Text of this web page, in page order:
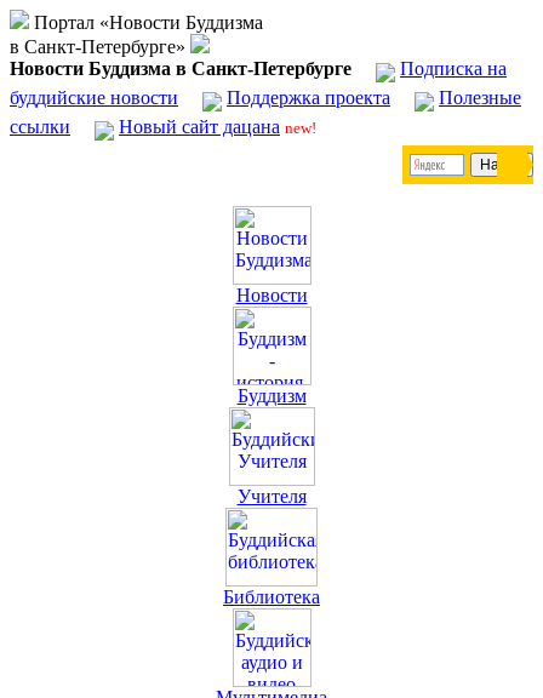
Портал «Новости Буддизма
в Санкт-Петербурге»
Новости Буддизма в Санкт-Петербурге
Подписка на
буддийские новости
Поддержка проекта
Полезные
ссылки
Новый сайт дацана new!
Новости
Буддизм
Учителя
Библиотека